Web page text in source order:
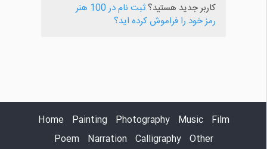
کاربر جدید هستید؟ثبت نام در 100 هنر
رمز خود را فراموش کرده اید؟
Home Painting Photography Music
Film
Poem
Narration Calligraphy Other